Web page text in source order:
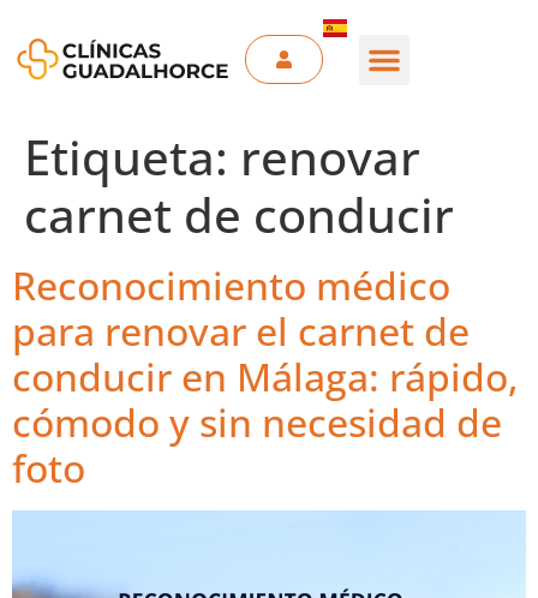
Etiqueta: renovar
carnet de conducir
Reconocimiento médico
para renovar el carnet de
conducir en Málaga: rápido,
cómodo y sin necesidad de
foto